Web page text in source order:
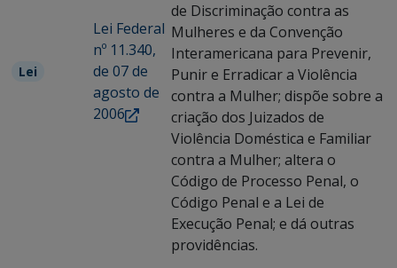
Lei
Lei Federal
nº 11.340,
de 07 de
agosto de
2006
de Discriminação contra as
Mulheres e da Convenção
Interamericana para Prevenir,
Punir e Erradicar a Violência
contra a Mulher; dispõe sobre a
criação dos Juizados de
Violência Doméstica e Familiar
contra a Mulher; altera o
Código de Processo Penal, o
Código Penal e a Lei de
Execução Penal; e dá outras
providências.